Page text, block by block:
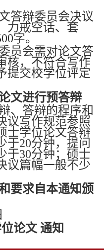
答辩委员会决议
力戒空话、套
字。
员会需对论文答
核，不符合写作
提交校学位评定
文进行预答辩
、答辩的程序和
议写作规范参照
士学位论文答辩
于20分钟，提问
于30分钟；硕士
议篇幅一般不少
要求自本通知颁
论文 通知